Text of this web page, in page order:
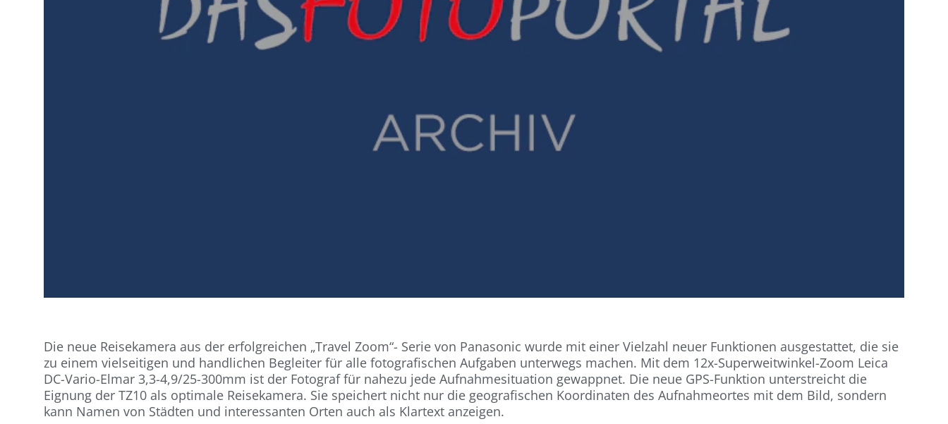
Die neue Reisekamera aus der erfolgreichen „Travel Zoom“- Serie von Panasonic wurde mit einer Vielzahl neuer Funktionen ausgestattet, die sie
zu einem vielseitigen und handlichen Begleiter für alle fotografischen Aufgaben unterwegs machen. Mit dem 12x-Superweitwinkel-Zoom Leica
DC-Vario-Elmar 3,3-4,9/25-300mm ist der Fotograf für nahezu jede Aufnahmesituation gewappnet. Die neue GPS-Funktion unterstreicht die
Eignung der TZ10 als optimale Reisekamera. Sie speichert nicht nur die geografischen Koordinaten des Aufnahmeortes mit dem Bild, sondern
kann Namen von Städten und interessanten Orten auch als Klartext anzeigen.